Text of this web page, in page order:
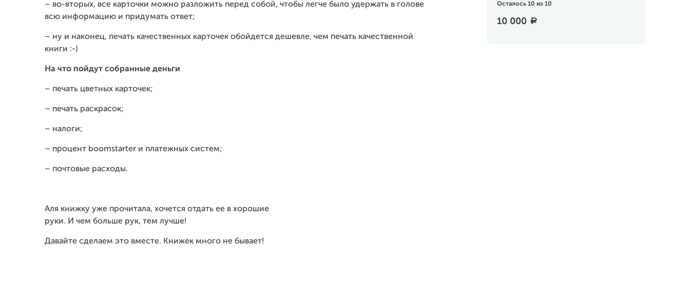
Осталось 10 из 10
10 000 a
– во-вторых, все карточки можно разложить перед собой, чтобы легче было удержать в голове
всю информацию и придумать ответ;
– ну и наконец, печать качественных карточек обойдется дешевле, чем печать качественной
книги :-)
На что пойдут собранные деньги
– печать цветных карточек;
– печать раскрасок;
– налоги;
– процент boomstarter и платежных систем;
– почтовые расходы.
Аля книжку уже прочитала, хочется отдать ее в хорошие
руки. И чем больше рук, тем лучше!
Давайте сделаем это вместе. Книжек много не бывает!